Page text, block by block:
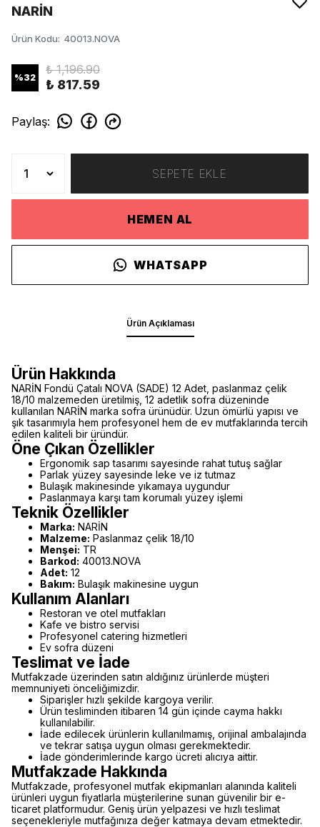
NARİN
Ürün Kodu: 40013.NOVA
%32
₺ 1,196.90
₺ 817.59
Paylaş:
SEPETE EKLE
HEMEN AL
WHATSAPP
Ürün Açıklaması
Ürün Hakkında
NARİN Fondü Çatalı NOVA (SADE) 12 Adet, paslanmaz çelik
18/10 malzemeden üretilmiş, 12 adetlik sofra düzeninde
kullanılan NARİN marka sofra ürünüdür. Uzun ömürlü yapısı ve
şık tasarımıyla hem profesyonel hem de ev mutfaklarında tercih
edilen kaliteli bir üründür.
Öne Çıkan Özellikler
Ergonomik sap tasarımı sayesinde rahat tutuş sağlar
Parlak yüzey sayesinde leke ve iz tutmaz
Bulaşık makinesinde yıkamaya uygundur
Paslanmaya karşı tam korumalı yüzey işlemi
Teknik Özellikler
Marka: NARİN
Malzeme: Paslanmaz çelik 18/10
Menşei: TR
Barkod: 40013.NOVA
Adet: 12
Bakım: Bulaşık makinesine uygun
Kullanım Alanları
Restoran ve otel mutfakları
Kafe ve bistro servisi
Profesyonel catering hizmetleri
Ev sofra düzeni
Teslimat ve İade
Mutfakzade üzerinden satın aldığınız ürünlerde müşteri
memnuniyeti önceliğimizdir.
Siparişler hızlı şekilde kargoya verilir.
Ürün tesliminden itibaren 14 gün içinde cayma hakkı
kullanılabilir.
İade edilecek ürünlerin kullanılmamış, orijinal ambalajında
ve tekrar satışa uygun olması gerekmektedir.
İade gönderimlerinde kargo ücreti alıcıya aittir.
Mutfakzade Hakkında
Mutfakzade, profesyonel mutfak ekipmanları alanında kaliteli
ürünleri uygun fiyatlarla müşterilerine sunan güvenilir bir e-
ticaret platformudur. Geniş ürün yelpazesi ve hızlı teslimat
seçenekleriyle mutfağınıza değer katmaya devam etmektedir.